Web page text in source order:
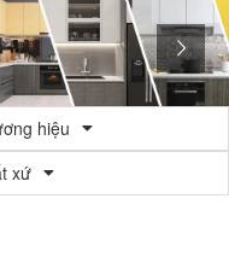
hiệu
xứ